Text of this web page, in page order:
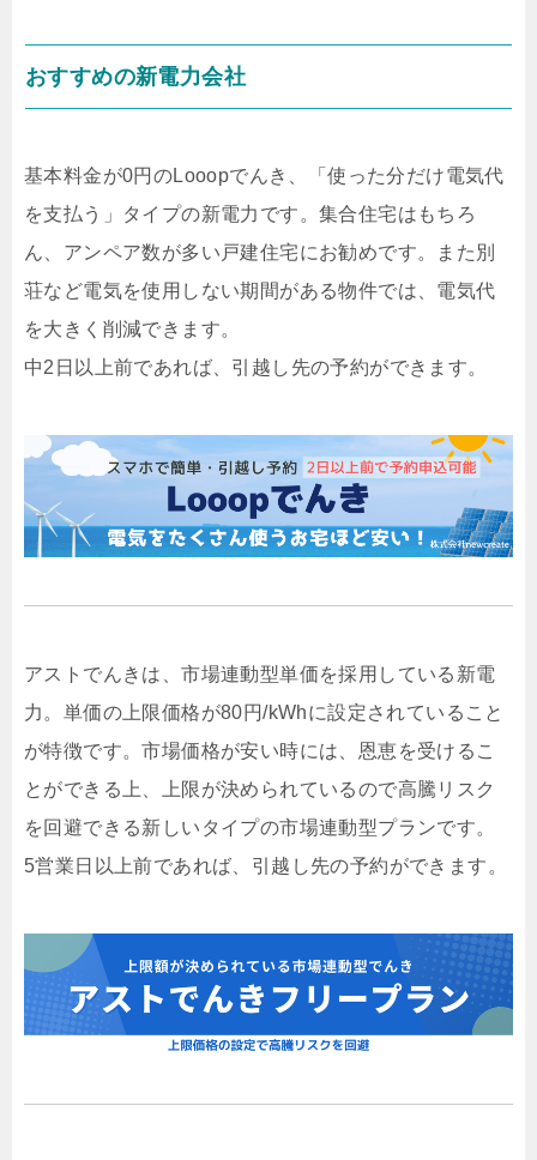
おすすめの新電力会社
基本料金が0円のLooopでんき、「使った分だけ電気代
を支払う」タイプの新電力です。集合住宅はもちろ
ん、アンペア数が多い戸建住宅にお勧めです。また別
荘など電気を使用しない期間がある物件では、電気代
を大きく削減できます。
中2日以上前であれば、引越し先の予約ができます。
アストでんきは、市場連動型単価を採用している新電
力。単価の上限価格が80円/kWhに設定されていること
が特徴です。市場価格が安い時には、恩恵を受けるこ
とができる上、上限が決められているので高騰リスク
を回避できる新しいタイプの市場連動型プランです。
5営業日以上前であれば、引越し先の予約ができます。